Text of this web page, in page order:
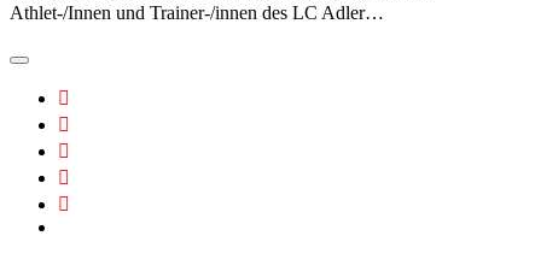
Athlet-/Innen und Trainer-/innen des LC Adler…